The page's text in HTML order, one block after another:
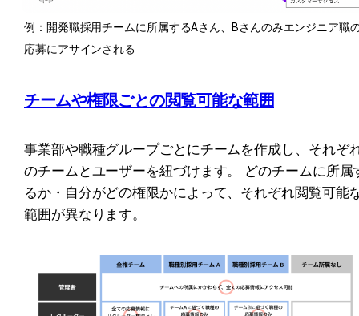
例：開発職採用チームに所属するAさん、Bさんのみエンジニア職
応募にアサインされる
チームや権限ごとの閲覧可能な範囲
事業部や職種グループごとにチームを作成し、それぞ
のチームとユーザーを紐づけます。 どのチームに所属
るか・自分がどの権限かによって、それぞれ閲覧可能
範囲が異なります。